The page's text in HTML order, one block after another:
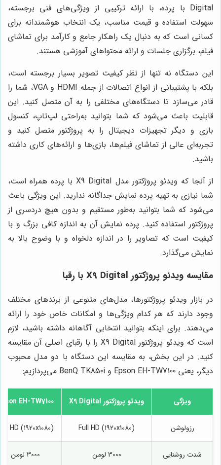
Digital با پرده، با ارائه ترکیبی از ویژگی‌های فنی برجسته،
سهولت استفاده و قیمت مناسب، یک انتخاب هوشمندانه برای
کسانی است که به دنبال یک راهکار جامع و کارآمد برای تماشای
فیلم، برگزاری جلسات و ارائه محتواهای آموزشی هستند.
این دستگاه نه تنها از نظر کیفیت تصویر بسیار برجسته است،
بلکه با پشتیبانی از انواع اتصالات از جمله HDMI و VGA، شما را
قادر می‌سازد تا دستگاه‌های مختلفی را به آن متصل کنید. این
قابلیت باعث می‌شود که شما بتوانید به‌راحتی لپ‌تاپ، کنسول
بازی و دیگر تجهیزات دیجیتال را به پروژکتور متصل کنید و
تجربه‌ای عالی از تماشای فیلم‌ها، بازی‌ها و ارائه‌های کاری داشته
باشید.
از آنجا که ویدئو پروژکتور مدل X9 Digital با پرده همراه است،
شما نیازی به تهیه پرده نمایش جداگانه ندارید. این ویژگی باعث
می‌شود که شما بتوانید به‌طور مستقیم و بدون هیچ دردسری از
پروژکتور استفاده کنید. پرده نمایش آن به اندازه کافی بزرگ و با
کیفیت است که تصاویر را در اندازه دلخواه و با وضوح بالا به
نمایش می‌گذارد.
مقایسه ویدئو پروژکتور X9 Digital با رقبا
در بازار ویدئو پروژکتورها، مدل‌های متنوعی از برندهای مختلف
وجود دارند که هر کدام ویژگی‌ها و امکانات خاص خود را ارائه
می‌دهند. برای اینکه بتوانید انتخابی آگاهانه داشته باشید، لازم
است که ویدئو پروژکتور X9 Digital را با رقبای اصلی آن مقایسه
کنید. در این بخش، به مقایسه این دستگاه با دو مدل محبوب
دیگر، یعنی Epson EH-TW7100 و BenQ TK850i می‌پردازیم:
ویژگی ویدئو پروژکتور X9 Digital EH-TW7100
رزولوشن Full HD (1920x1080)
HD (1920x1080)
شدت روشنایی 3000 لومن 3000 لومن